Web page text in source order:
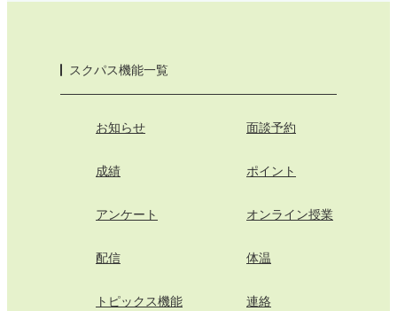
スクパス機能一覧
お知らせ 面談予約
成績 ポイント
アンケート オンライン授業
配信 体温
トピックス機能 連絡